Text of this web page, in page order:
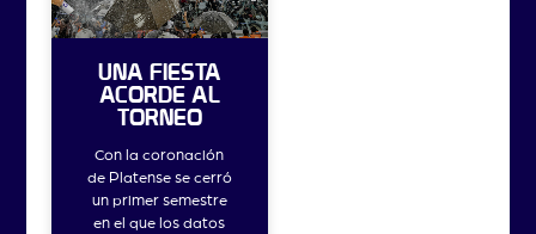
UNA FIESTA
ACORDE AL
TORNEO
Con la coronación
de Platense se cerró
un primer semestre
en el que los datos